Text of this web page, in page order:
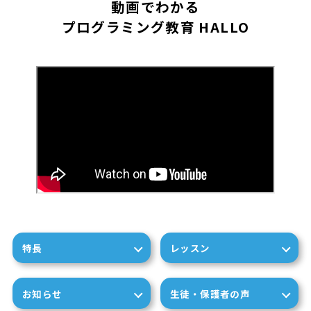
動画でわかる
プログラミング教育 HALLO
特長 レッスン
お知らせ 生徒・保護者の声